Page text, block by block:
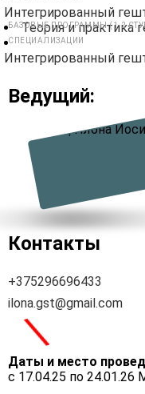
Интегрированный
Теория и практика
БАЗОВЫЕ ПРОГРАММЫ (1-2
Интегрированный
СПЕЦИАЛИЗАЦИИ
Ведущий:
Контакты
+375296696433
ilona.gst@gmail.com
\
Даты и место
с 17.04.25 по 24.01.26